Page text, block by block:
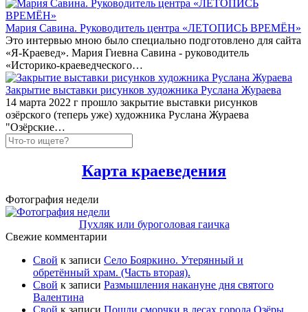
Мария Савина. Руководитель центра «ЛЕТОПИСЬ ВРЕМЁН»
Это интервью мною было специально подготовлено для сайта
«Я-Краевед». Мария Гиевна Савина - руководитель
«Историко-краеведческого…
Закрытие выставки рисунков художника Руслана Жураева
14 марта 2022 г прошло закрытие выставки рисунков
озёрского (теперь уже) художника Руслана Жураева
"Озёрские…
Карта краеведения
Фотография недели
Пухляк или буроголовая гаичка
Свежие комментарии
Свой к записи Село Бояркино. Утерянный и
обретённый храм. (Часть вторая).
Свой к записи Размышления накануне дня святого
Валентина